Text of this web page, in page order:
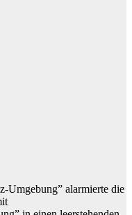
Umgebung” alarmierte die